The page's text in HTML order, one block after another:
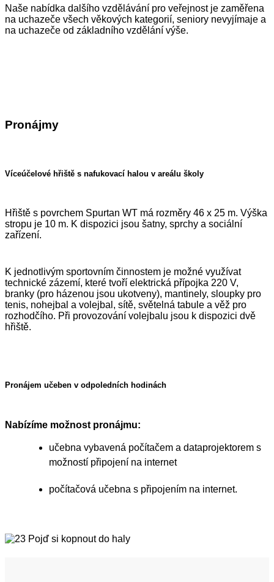
Naše nabídka dalšího vzdělávání pro veřejnost je zaměřena
na uchazeče všech věkových kategorií, seniory nevyjímaje a
na uchazeče od základního vzdělání výše.
Pronájmy
Víceúčelové hřiště s nafukovací halou v areálu školy
Hřiště s povrchem Spurtan WT má rozměry 46 x 25 m. Výška
stropu je 10 m. K dispozici jsou šatny, sprchy a sociální
zařízení.
K jednotlivým sportovním činnostem je možné využívat
technické zázemí, které tvoří elektrická přípojka 220 V,
branky (pro házenou jsou ukotveny), mantinely, sloupky pro
tenis, nohejbal a volejbal, sítě, světelná tabule a věž pro
rozhodčího. Při provozování volejbalu jsou k dispozici dvě
hřiště.
Pronájem učeben v odpoledních hodinách
Nabízíme možnost pronájmu:
učebna vybavená počítačem a dataprojektorem s
možností připojení na internet
počítačová učebna s připojením na internet.